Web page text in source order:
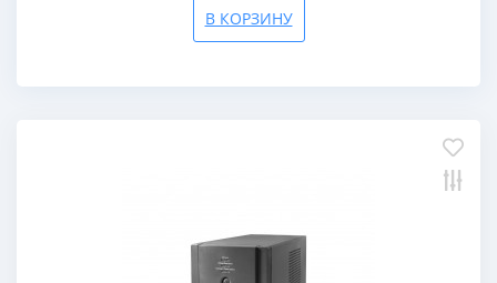
В КОРЗИНУ